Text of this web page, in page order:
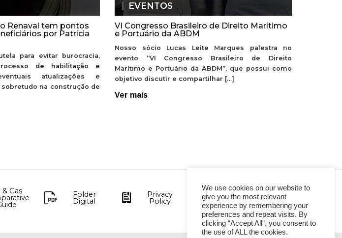
Renaval tem pontos
por Patrícia
para evitar burocracia,
de habilitação e
atualizações e
na construção de
EVENTOS
VI Congresso Brasileiro de Direito Marítimo
e Portuário da ABDM
Nosso sócio Lucas Leite Marques palestra no
evento “VI Congresso Brasileiro de Direito
Marítimo e Portuário da ABDM”, que possui como
objetivo discutir e compartilhar […]
Ver mais
& Gas Folder
Digital
Privacy
Policy
We use cookies on our website to
give you the most relevant
experience by remembering your
preferences and repeat visits. By
clicking “Accept All”, you consent to
the use of ALL the cookies.